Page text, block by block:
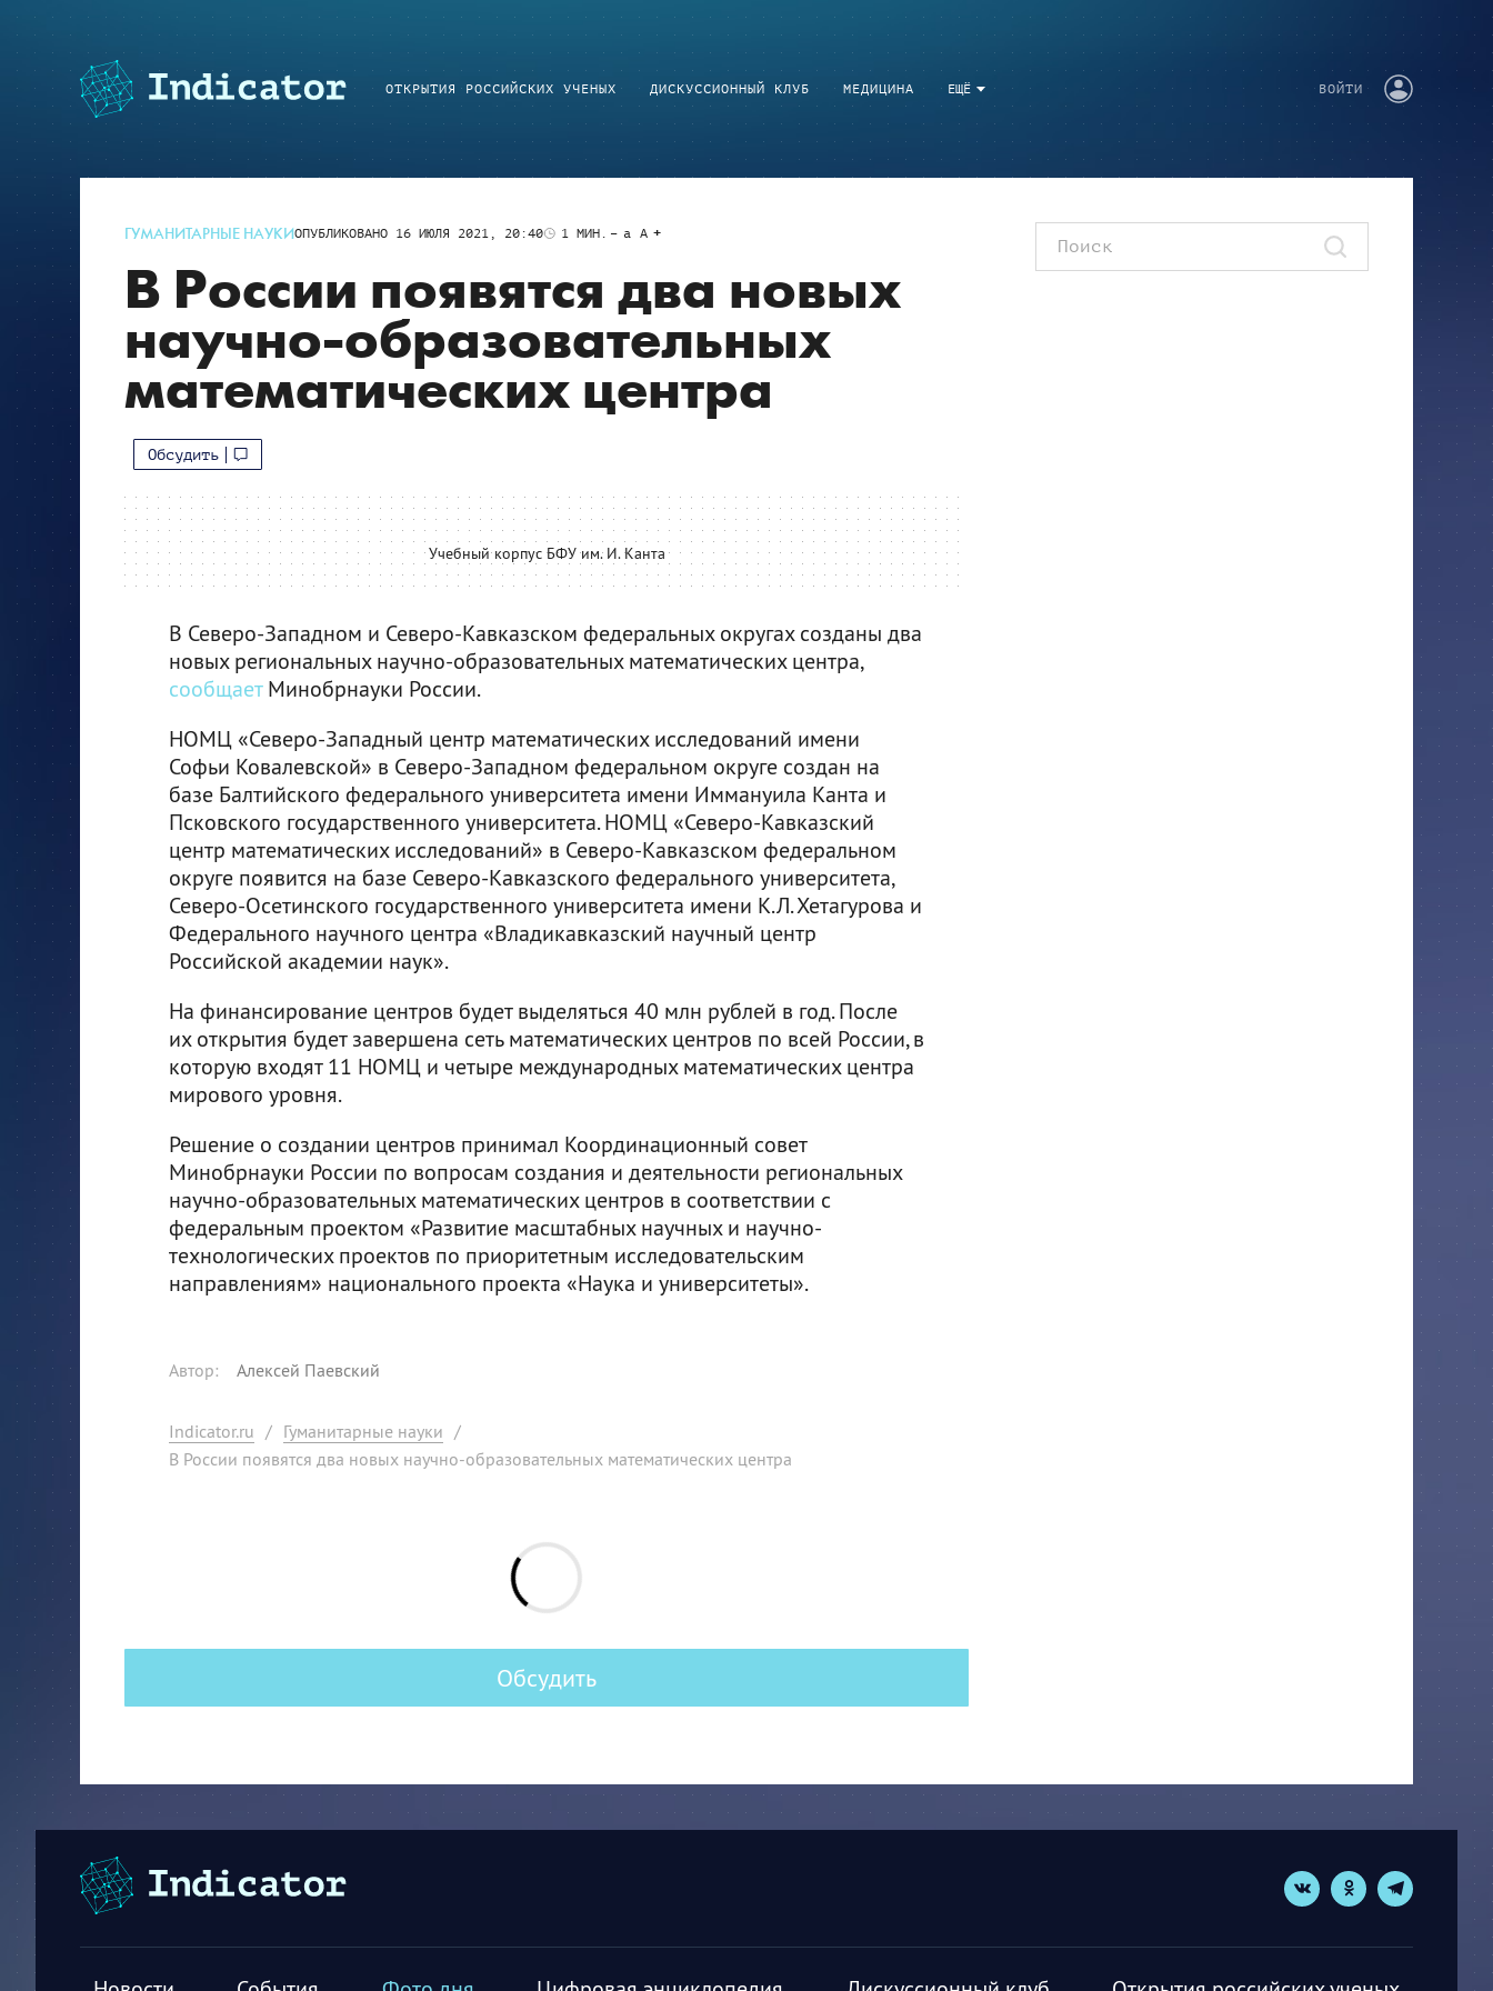
ЕЩЁ
ОТКРЫТИЯ РОССИЙСКИХ УЧЕНЫХ ДИСКУССИОННЫЙ КЛУБ МЕДИЦИНА ВОЙТИ
ГУМАНИТАРНЫЕ НАУКИОПУБЛИКОВАНО 16 ИЮЛЯ 2021, 20:40 1 МИН. a A
В России появятся два новых
научно-образовательных
математических центра
Обсудить
Учебный корпус БФУ им. И. Канта
В Северо-Западном и Северо-Кавказском федеральных округах созданы два
новых региональных научно-образовательных математических центра,
сообщаетМинобрнауки России.
НОМЦ «Северо-Западный центр математических исследований имени
Софьи Ковалевской» в Северо-Западном федеральном округе создан на
базе Балтийского федерального университета имени Иммануила Канта и
Псковского государственного университета. НОМЦ «Северо-Кавказский
центр математических исследований» в Северо-Кавказском федеральном
округе появится на базе Северо-Кавказского федерального университета,
Северо-Осетинского государственного университета имени К.Л. Хетагурова и
Федерального научного центра «Владикавказский научный центр
Российской академии наук».
На финансирование центров будет выделяться 40 млн рублей в год. После
их открытия будет завершена сеть математических центров по всей России, в
которую входят 11 НОМЦ и четыре международных математических центра
мирового уровня.
Решение о создании центров принимал Координационный совет
Минобрнауки России по вопросам создания и деятельности региональных
научно-образовательных математических центров в соответствии с
федеральным проектом «Развитие масштабных научных и научно-
технологических проектов по приоритетным исследовательским
направлениям» национального проекта «Наука и университеты».
Автор: Алексей Паевский
Indicator.ru / Гуманитарные науки /
В России появятся два новых научно-образовательных математических центра
Обсудить